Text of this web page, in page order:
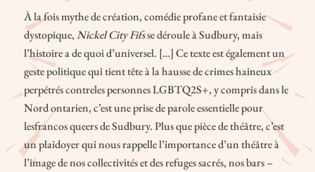
À la fois mythe de création, comédie profane et fantaisie
dystopique,Nickel City Fifsse déroule à Sudbury, mais
l’histoire a de quoi d’universel. […] Ce texte est également un
geste politique qui tient tête à la hausse de crimes haineux
perpétrés contreles personnes LGBTQ2S+, y compris dans le
Nord ontarien, c’est une prise de parole essentielle pour
lesfrancos queers de Sudbury. Plus que pièce de théâtre, c’est
un plaidoyer qui nous rappelle l’importance d’un théâtre à
l’image de nos collectivités et des refuges sacrés, nos bars –